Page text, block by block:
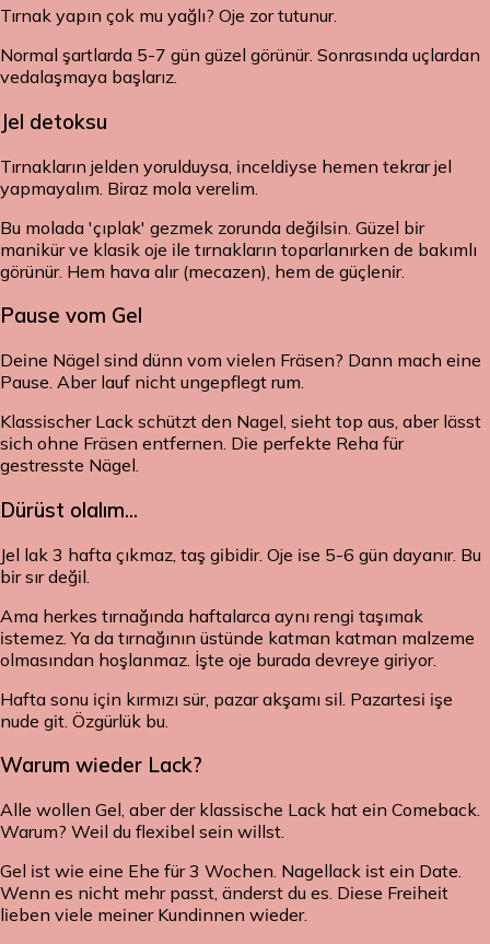
Tırnak yapın çok mu yağlı? Oje zor tutunur.
Normal şartlarda 5-7 gün güzel görünür. Sonrasında uçlardan
vedalaşmaya başlarız.
Jel detoksu
Tırnakların jelden yorulduysa, inceldiyse hemen tekrar jel
yapmayalım. Biraz mola verelim.
Bu molada 'çıplak' gezmek zorunda değilsin. Güzel bir
manikür ve klasik oje ile tırnakların toparlanırken de bakımlı
görünür. Hem hava alır (mecazen), hem de güçlenir.
Pause vom Gel
Deine Nägel sind dünn vom vielen Fräsen? Dann mach eine
Pause. Aber lauf nicht ungepflegt rum.
Klassischer Lack schützt den Nagel, sieht top aus, aber lässt
sich ohne Fräsen entfernen. Die perfekte Reha für
gestresste Nägel.
Dürüst olalım...
Jel lak 3 hafta çıkmaz, taş gibidir. Oje ise 5-6 gün dayanır. Bu
bir sır değil.
Ama herkes tırnağında haftalarca aynı rengi taşımak
istemez. Ya da tırnağının üstünde katman katman malzeme
olmasından hoşlanmaz. İşte oje burada devreye giriyor.
Hafta sonu için kırmızı sür, pazar akşamı sil. Pazartesi işe
nude git. Özgürlük bu.
Warum wieder Lack?
Alle wollen Gel, aber der klassische Lack hat ein Comeback.
Warum? Weil du flexibel sein willst.
Gel ist wie eine Ehe für 3 Wochen. Nagellack ist ein Date.
Wenn es nicht mehr passt, änderst du es. Diese Freiheit
lieben viele meiner Kundinnen wieder.